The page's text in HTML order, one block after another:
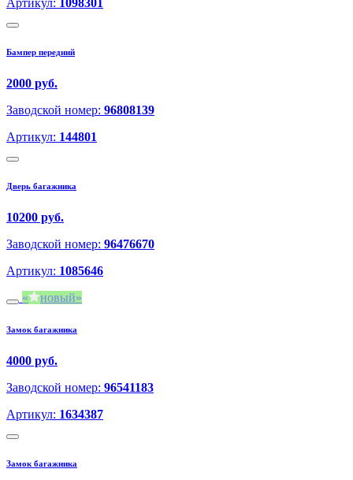
Артикул: 1098301
Бампер передний
2000 руб.
Заводской номер: 96808139
Артикул: 144801
Дверь багажника
10200 руб.
Заводской номер: 96476670
Артикул: 1085646
новый
Замок багажника
4000 руб.
Заводской номер: 96541183
Артикул: 1634387
Замок багажника